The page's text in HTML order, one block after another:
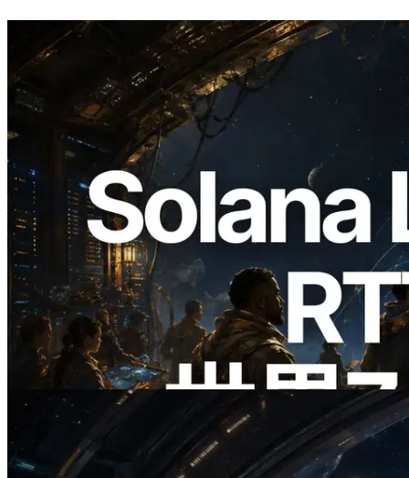
2026.08.05
ERPC、Solana Leader Slot APIを世界7
リージョンのping計測に拡張—
Validators Information APIも公開
この記事を読む